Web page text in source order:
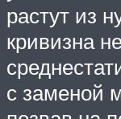
растут из
кривизна
с заменой